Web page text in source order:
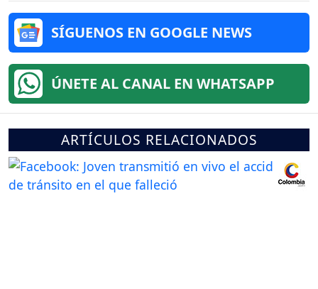
SÍGUENOS EN GOOGLE NEWS
ÚNETE AL CANAL EN WHATSAPP
ARTÍCULOS RELACIONADOS